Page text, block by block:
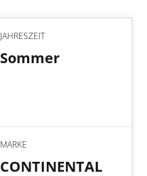
JAHRESZEIT
Sommer
MARKE
CONTINENTAL